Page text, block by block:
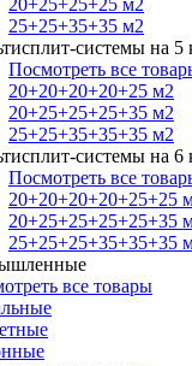
20+25+25+25 м2
25+25+35+35 м2
системы на 5
Посмотреть все
20+20+20+20+25 м2
20+25+25+25+35 м2
25+25+35+35+35 м2
системы на 6
Посмотреть все
20+20+20+20+25+25
20+25+25+25+25+35
25+25+25+35+35+35
все товары